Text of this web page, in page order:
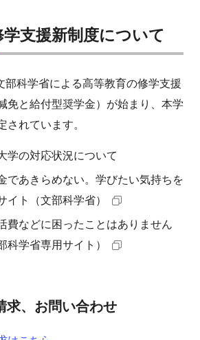
支援新制度について
部科学省による高等教育の修学支援
免と給付型奨学金）が始まり、本学
されています。
学の対応状況について
であきらめない。学びたい気持ちを
イト（文部科学省）
費などに困ったことはありません
科学省専用サイト）
求、お問い合わせ